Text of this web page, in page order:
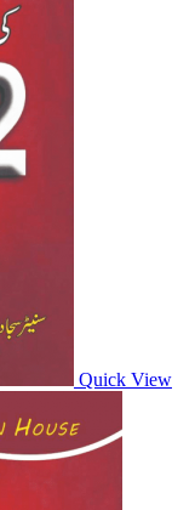
Quick View